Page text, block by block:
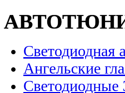
Светодиодная
Ангельские
Светодиодные